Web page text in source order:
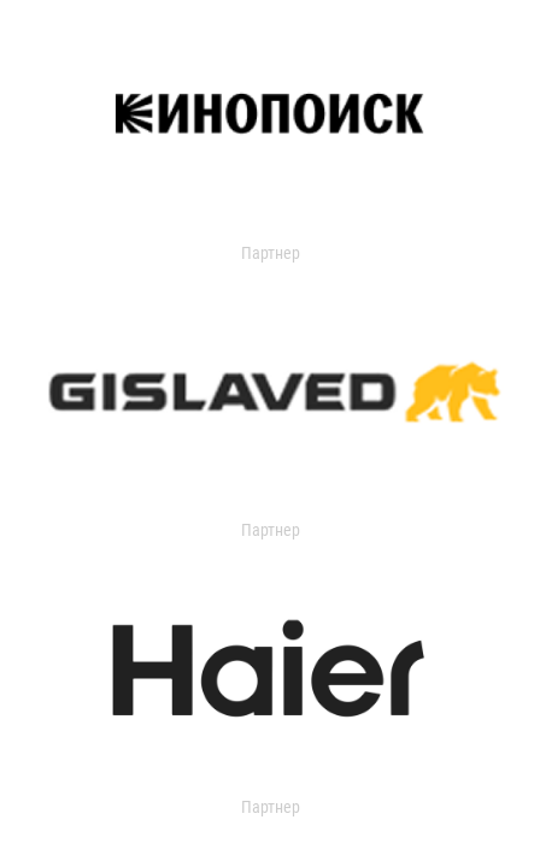
Партнер
Партнер
Партнер